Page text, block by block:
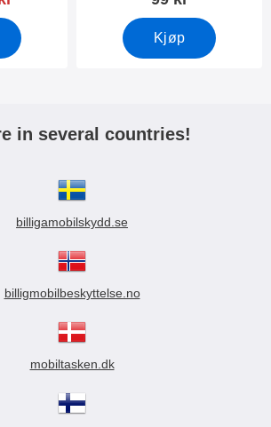
Kjøp
in several countries!
billigamobilskydd.se
billigmobilbeskyttelse.no
mobiltasken.dk